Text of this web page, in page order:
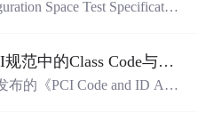
Space Test Specificatio
【计算机硬件接口】PCI规范中的Class Code与Capability ID分配：设备功能分类及扩展能力标识系统设计
的《PCI Code and ID Assi